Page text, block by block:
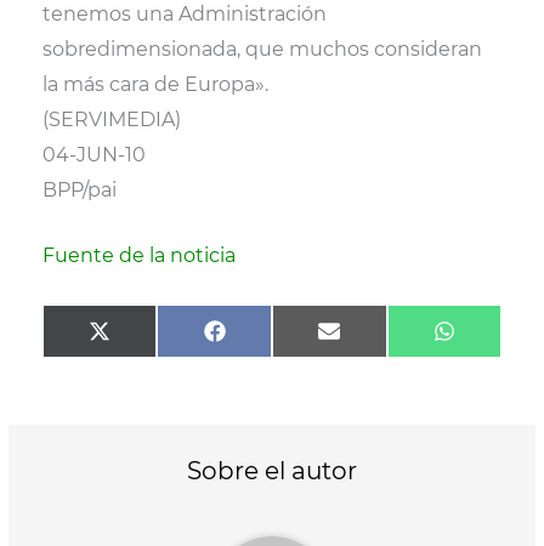
tenemos una Administración
sobredimensionada, que muchos consideran
la más cara de Europa».
(SERVIMEDIA)
04-JUN-10
BPP/pai
Fuente de la noticia
Compartir
en
X
(
Compartir
en
F
a
k
Compartir
en
E
m
en
W
h
Sobre el autor